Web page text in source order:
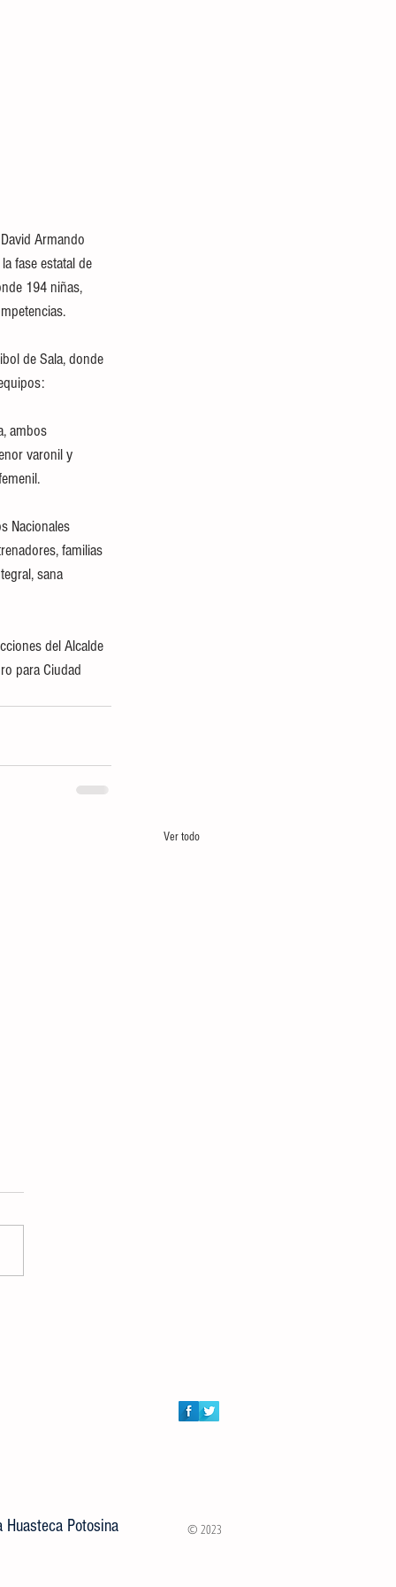
Armando
fase estatal de
194 niñas,
de Sala, donde
ambos
varonil y
Nacionales
familias
sana
del Alcalde
para Ciudad
Ver todo
Potosina © 2023